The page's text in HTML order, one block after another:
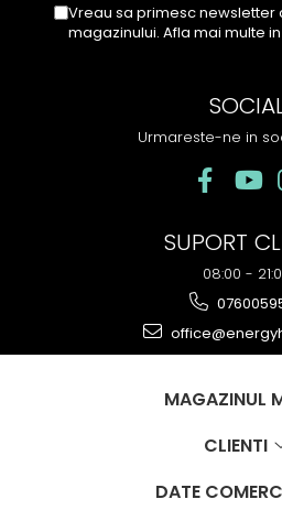
Vreau sa primesc newsletter
magazinului. Afla mai multe in
Urmareste-ne in
SUPORT
08:00 -
MAGAZINUL
CLIENTI
DATE